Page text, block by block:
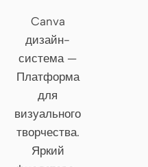
Codex Slides
Open Design Plugin
Codex
Cursor Agent
Claude Code
Canva
дизайн-
система —
Платформа
для
визуального
творчества.
Яркий